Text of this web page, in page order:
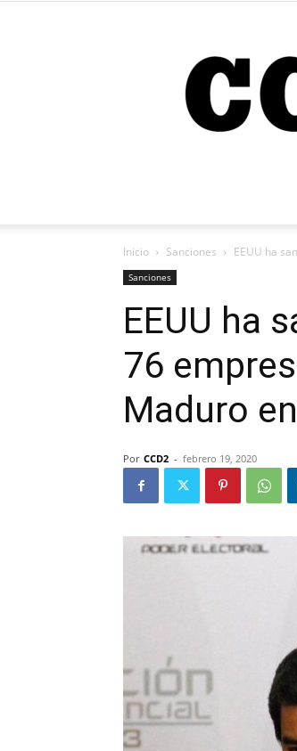
Inicio Sanciones EEUU ha
Sanciones
EEUU ha
76
Maduro
Por CCD2 - febrero 19, 2020